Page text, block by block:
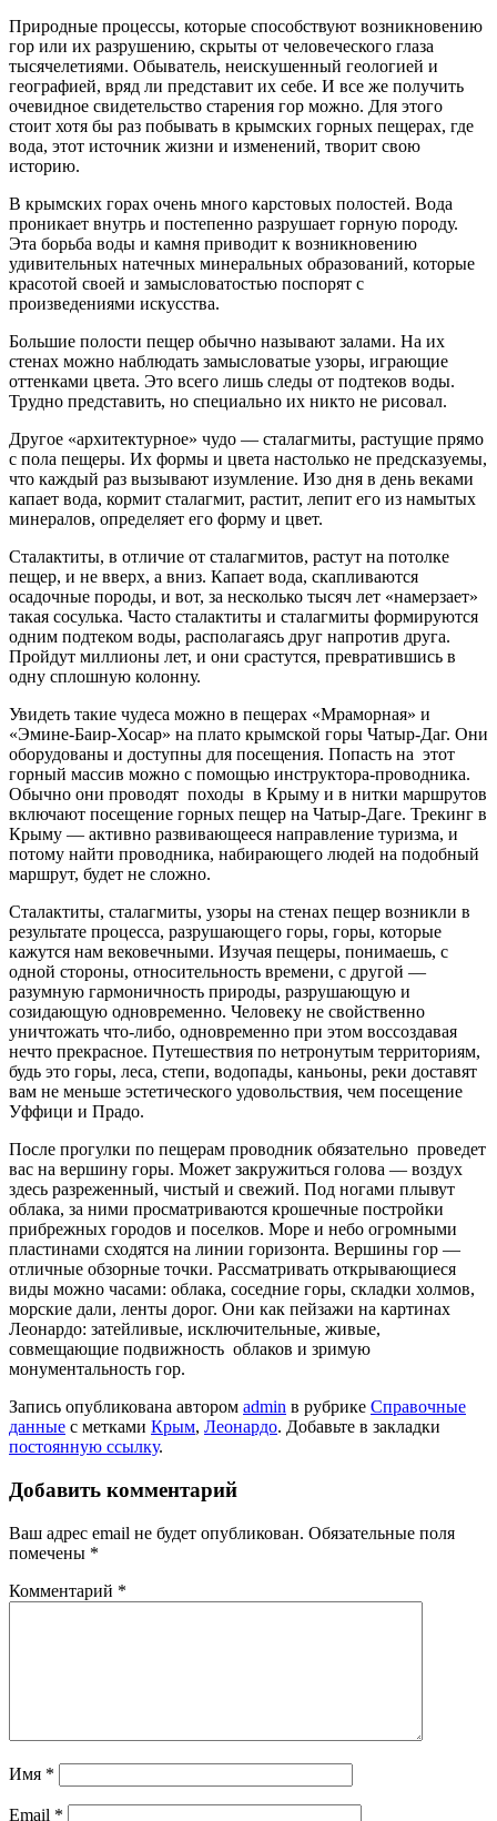
Природные процессы, которые способствуют возникновению
гор или их разрушению, скрыты от человеческого глаза
тысячелетиями. Обыватель, неискушенный геологией и
географией, вряд ли представит их себе. И все же получить
очевидное свидетельство старения гор можно. Для этого
стоит хотя бы раз побывать в крымских горных пещерах, где
вода, этот источник жизни и изменений, творит свою
историю.
В крымских горах очень много карстовых полостей. Вода
проникает внутрь и постепенно разрушает горную породу.
Эта борьба воды и камня приводит к возникновению
удивительных натечных минеральных образований, которые
красотой своей и замысловатостью поспорят с
произведениями искусства.
Большие полости пещер обычно называют залами. На их
стенах можно наблюдать замысловатые узоры, играющие
оттенками цвета. Это всего лишь следы от подтеков воды.
Трудно представить, но специально их никто не рисовал.
Другое «архитектурное» чудо — сталагмиты, растущие прямо
с пола пещеры. Их формы и цвета настолько не предсказуемы,
что каждый раз вызывают изумление. Изо дня в день веками
капает вода, кормит сталагмит, растит, лепит его из намытых
минералов, определяет его форму и цвет.
Сталактиты, в отличие от сталагмитов, растут на потолке
пещер, и не вверх, а вниз. Капает вода, скапливаются
осадочные породы, и вот, за несколько тысяч лет «намерзает»
такая сосулька. Часто сталактиты и сталагмиты формируются
одним подтеком воды, располагаясь друг напротив друга.
Пройдут миллионы лет, и они срастутся, превратившись в
одну сплошную колонну.
Увидеть такие чудеса можно в пещерах «Мраморная» и
«Эмине-Баир-Хосар» на плато крымской горы Чатыр-Даг. Они
оборудованы и доступны для посещения. Попасть на этот
горный массив можно с помощью инструктора-проводника.
Обычно они проводят походы в Крыму и в нитки маршрутов
включают посещение горных пещер на Чатыр-Даге. Трекинг в
Крыму — активно развивающееся направление туризма, и
потому найти проводника, набирающего людей на подобный
маршрут, будет не сложно.
Сталактиты, сталагмиты, узоры на стенах пещер возникли в
результате процесса, разрушающего горы, горы, которые
кажутся нам вековечными. Изучая пещеры, понимаешь, с
одной стороны, относительность времени, с другой —
разумную гармоничность природы, разрушающую и
созидающую одновременно. Человеку не свойственно
уничтожать что-либо, одновременно при этом воссоздавая
нечто прекрасное. Путешествия по нетронутым территориям,
будь это горы, леса, степи, водопады, каньоны, реки доставят
вам не меньше эстетического удовольствия, чем посещение
Уффици и Прадо.
После прогулки по пещерам проводник обязательно проведет
вас на вершину горы. Может закружиться голова — воздух
здесь разреженный, чистый и свежий. Под ногами плывут
облака, за ними просматриваются крошечные постройки
прибрежных городов и поселков. Море и небо огромными
пластинами сходятся на линии горизонта. Вершины гор —
отличные обзорные точки. Рассматривать открывающиеся
виды можно часами: облака, соседние горы, складки холмов,
морские дали, ленты дорог. Они как пейзажи на картинах
Леонардо: затейливые, исключительные, живые,
совмещающие подвижность облаков и зримую
монументальность гор.
Запись опубликована автором admin в рубрике Справочные
данные с метками Крым, Леонардо. Добавьте в закладки
постоянную ссылку.
Добавить комментарий
Ваш адрес email не будет опубликован. Обязательные поля
помечены *
Комментарий *
Имя *
Email *